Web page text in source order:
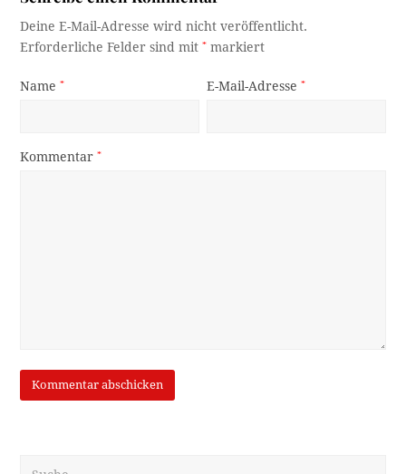
Deine E-Mail-Adresse wird nicht veröffentlicht.
Erforderliche Felder sind mit* markiert
Name* E-Mail-Adresse*
Kommentar*